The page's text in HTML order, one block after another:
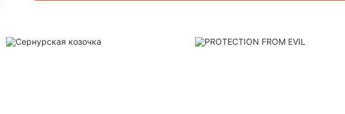
Сернурская козочка PROTECTION FROM EVIL